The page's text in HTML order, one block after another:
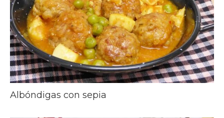
Albóndigas con sepia